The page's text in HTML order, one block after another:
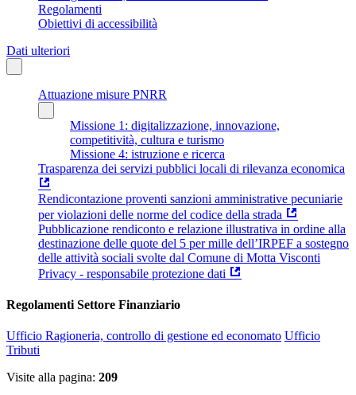
Regolamenti
Obiettivi di accessibilità
Dati ulteriori
Attuazione misure PNRR
Missione 1: digitalizzazione, innovazione,
competitività, cultura e turismo
Missione 4: istruzione e ricerca
Trasparenza dei servizi pubblici locali di rilevanza economica
Rendicontazione proventi sanzioni amministrative pecuniarie
per violazioni delle norme del codice della strada
Pubblicazione rendiconto e relazione illustrativa in ordine alla
destinazione delle quote del 5 per mille dell’IRPEF a sostegno
delle attività sociali svolte dal Comune di Motta Visconti
Privacy - responsabile protezione dati
Regolamenti Settore Finanziario
Ufficio Ragioneria, controllo di gestione ed economato Ufficio
Tributi
Visite alla pagina: 209